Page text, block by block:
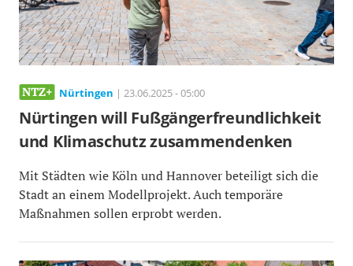
Nürtingen | 23.06.2025 - 05:00
Nürtingen will Fußgängerfreundlichkeit
und Klimaschutz zusammendenken
Mit Städten wie Köln und Hannover beteiligt sich die
Stadt an einem Modellprojekt. Auch temporäre
Maßnahmen sollen erprobt werden.